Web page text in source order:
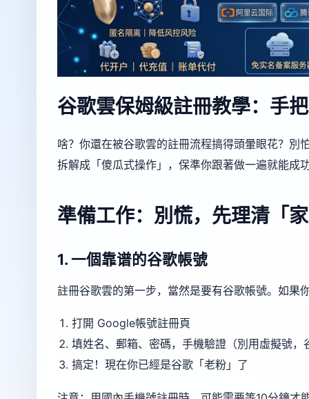
谷歌雲保姆級註冊教學：手
啥？你還在被谷歌雲的註冊流程搞得頭暈眼花？別
拆解成「傻瓜式操作」，保準你跟著做一遍就能成
準備工作：別慌，先理清「
1. 一個靠谱的谷歌帳號
註冊谷歌雲的第一步，當然是要有谷歌帳號。如果
打開 Google帳號註冊頁
填姓名、郵箱、密碼，手機驗證（別用虛擬號，
搞定！現在你已經是谷歌「老粉」了